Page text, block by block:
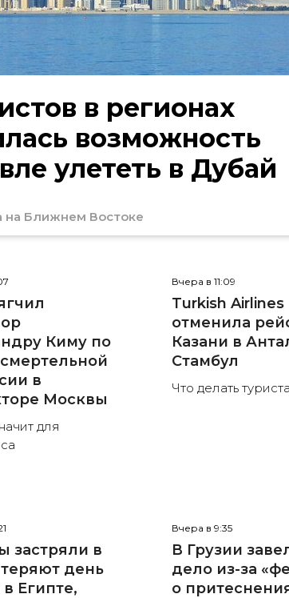
в регионах
возможность
улететь в Дубай
на Ближнем Востоке
Киму по
в
Москвы
для
Вчера в 11:09
Turkish Airlines
отменила
Казани в
Стамбул
Что делать
застряли в
день
Египте,
Вчера в 9:35
В Грузии
дело из-за
о